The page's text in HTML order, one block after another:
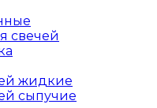
свечей
жидкие
сыпучие